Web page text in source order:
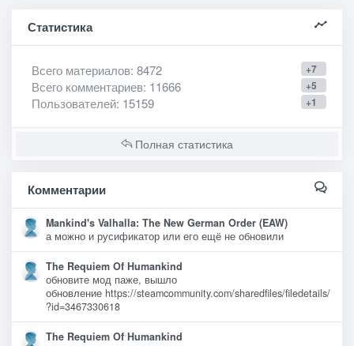
Статистика
+7
Всего материалов: 8472
+5
Всего комментариев: 11666
+1
Пользователей: 15159
Полная статистика
Комментарии
Mankind's Valhalla: The New German Order (EAW)
а можно и русификатор или его ещё не обновили
The Requiem Of Humankind
обновите мод паже, вышло
обновление https://steamcommunity.com/sharedfiles/filedetails/
?id=3467330618
The Requiem Of Humankind